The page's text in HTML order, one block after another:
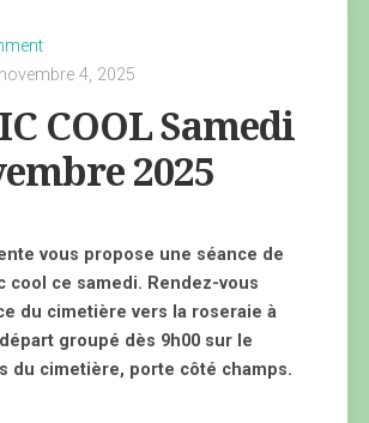
4, 2025
COOL Samedi
2025
vous propose une séance de
cool ce samedi. Rendez-vous
du cimetière vers la roseraie à
groupé dès 9h00 sur le
du cimetière, porte côté champs.